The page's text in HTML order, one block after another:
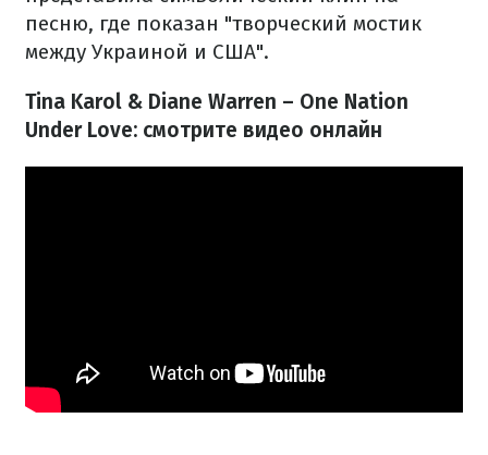
песню, где показан "творческий мостик
между Украиной и США".
Tina Karol & Diane Warren – One Nation
Under Love: смотрите видео онлайн